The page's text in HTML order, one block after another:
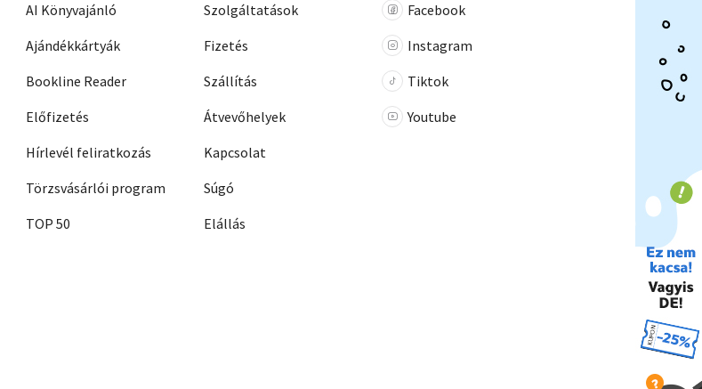
AI Könyvajánló
Ajándékkártyák
Bookline Reader
Előfizetés
Hírlevél feliratkozás
Törzsvásárlói program
TOP 50
Szolgáltatások
Fizetés
Szállítás
Átvevőhelyek
Kapcsolat
Súgó
Elállás
Facebook
Instagram
Tiktok
Youtube